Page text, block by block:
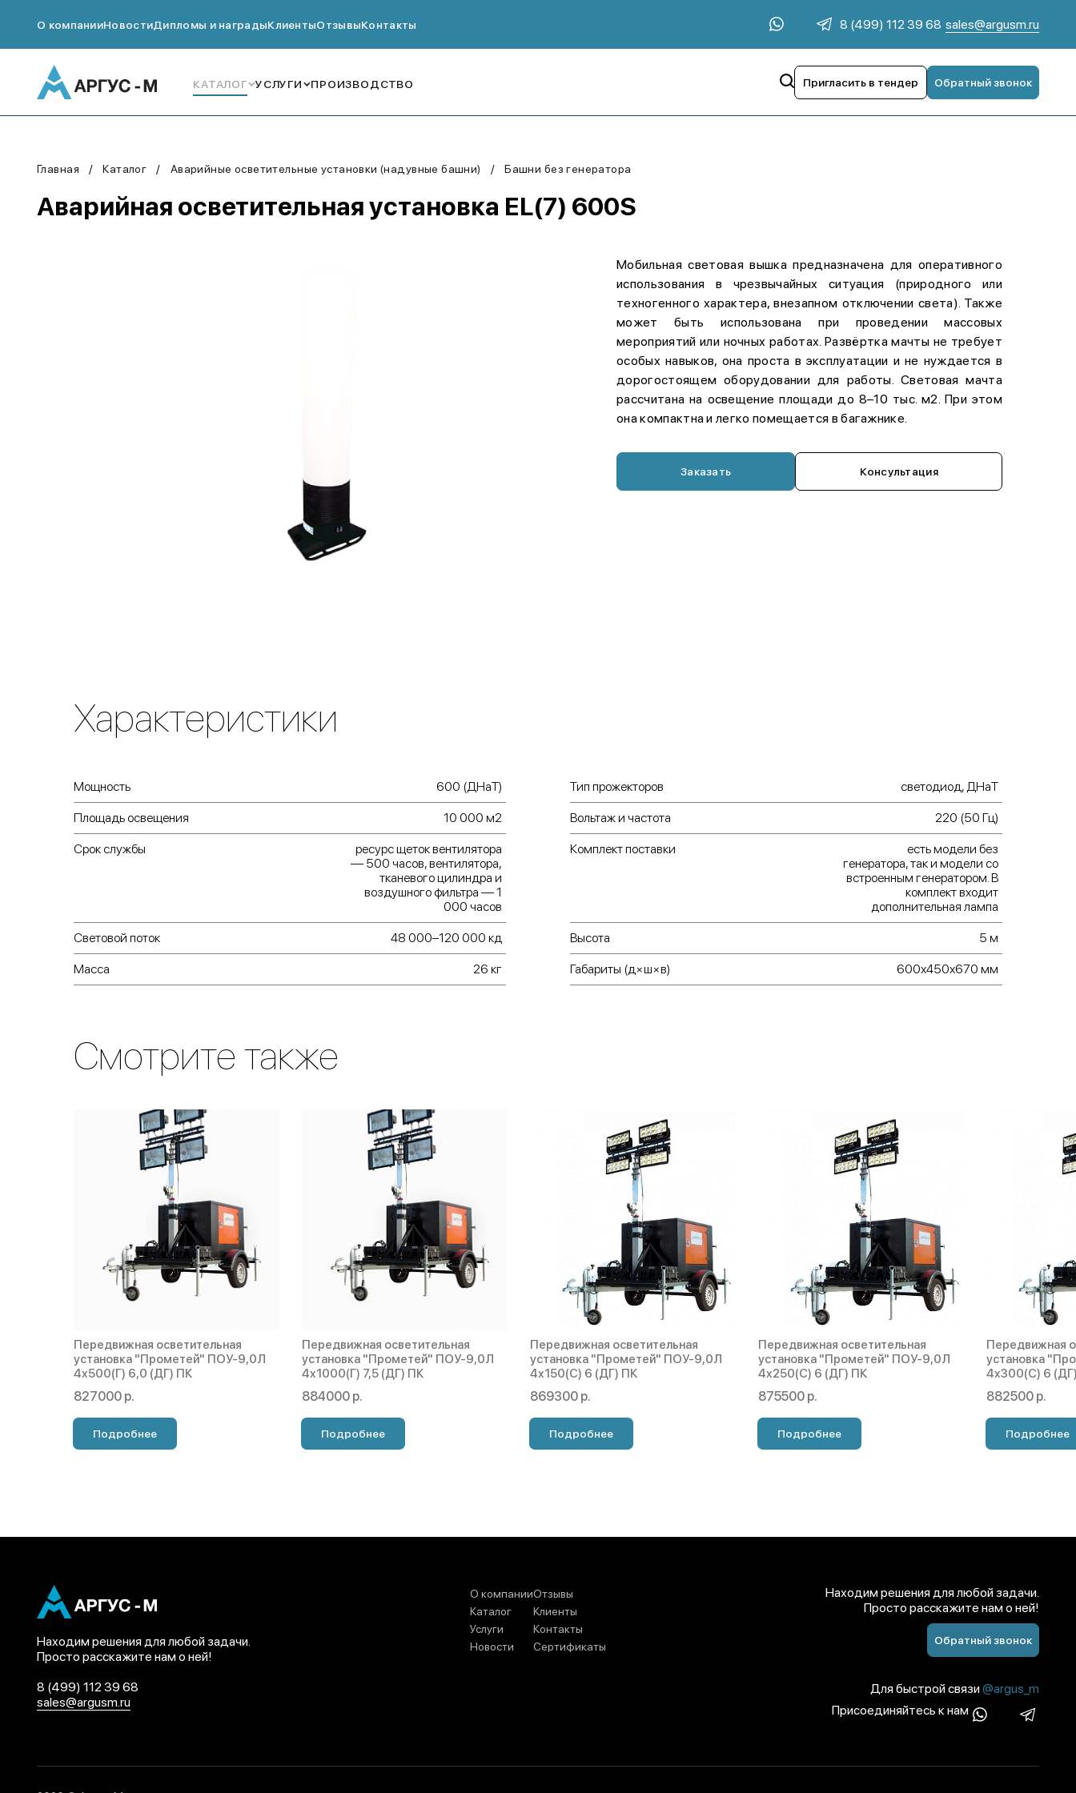
О компанииНовостиДипломы и наградыКлиентыОтзывыКонтакты 8 (499) 112 39 68 sales@argusm.ru
КАТАЛОГ УСЛУГИ ПРОИЗВОДСТВО Пригласить в тендер Обратный звонок
Главная Каталог Аварийные осветительные установки (надувные башни) Башни без генератора
Аварийная осветительная установка EL(7) 600S
Мобильная световая вышка предназначена для оперативного
использования в чрезвычайных ситуация (природного или
техногенного характера, внезапном отключении света). Также
может быть использована при проведении массовых
мероприятий или ночных работах. Развёртка мачты не требует
особых навыков, она проста в эксплуатации и не нуждается в
дорогостоящем оборудовании для работы. Световая мачта
рассчитана на освещение площади до 8–10 тыс. м2. При этом
она компактна и легко помещается в багажнике.
Заказать Консультация
Характеристики
Мощность 600 (ДНаТ) Тип прожекторов cветодиод, ДНаТ
Площадь освещения 10 000 м2 Вольтаж и частота 220 (50 Гц)
Срок службы
ресурс щеток вентилятора
— 500 часов, вентилятора,
тканевого цилиндра и
воздушного фильтра — 1
000 часов
Комплект поставки
есть модели без
генератора, так и модели со
встроенным генератором. В
комплект входит
дополнительная лампа
Световой поток 48 000–120 000 кд Высота 5 м
Масса 26 кг Габариты (д×ш×в) 600х450х670 мм
Смотрите также
Передвижная осветительная
установка "Прометей" ПОУ-9,0Л
4х500(Г) 6,0 (ДГ) ПК
827000 р.
Подробнее
Передвижная осветительная
установка "Прометей" ПОУ-9,0Л
4х1000(Г) 7,5 (ДГ) ПК
884000 р.
Подробнее
Передвижная осветительная
установка "Прометей" ПОУ-9,0Л
4х150(С) 6 (ДГ) ПК
869300 р.
Подробнее
Передвижная осветительная
установка "Прометей" ПОУ-9,0Л
4х250(С) 6 (ДГ) ПК
875500 р.
Подробнее
Передвижная
установка
4х300(С) 6
882500 р.
Подробнее
Находим решения для любой задачи.
Просто расскажите нам о ней!
8 (499) 112 39 68
sales@argusm.ru
О компании
Каталог
Услуги
Новости
Отзывы
Клиенты
Контакты
Сертификаты
Находим решения для любой задачи.
Просто расскажите нам о ней!
Обратный звонок
Для быстрой связи@argus_m
Присоединяйтесь к нам